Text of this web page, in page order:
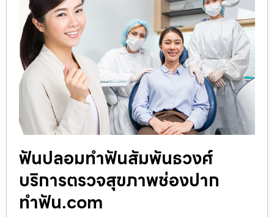
ฟันปลอมทำฟันสัมพันธวงศ์
บริการตรวจสุขภาพช่องปาก
ทำฟัน.com